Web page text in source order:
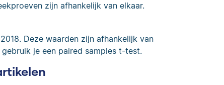
zijn afhankelijk van elkaar.
Deze waarden zijn afhankelijk van
je een paired samples t-test.